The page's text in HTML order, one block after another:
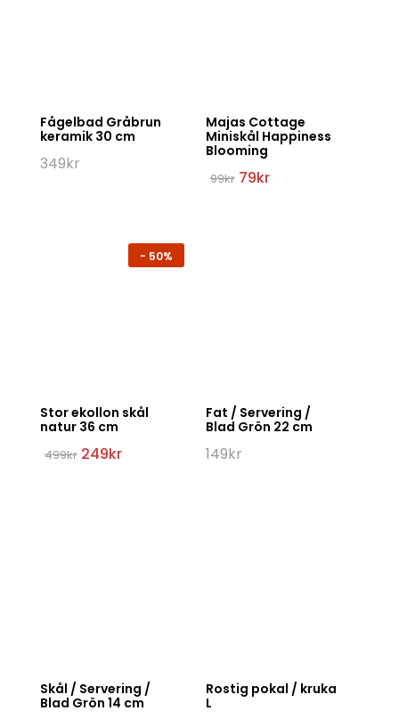
Fågelbad Gråbrun
keramik 30 cm
349kr
Majas Cottage
Miniskål Happiness
Blooming
99kr Det
79krDet
- 50%
Stor ekollon skål
natur 36 cm
499kr Det
249krDet
Fat / Servering /
Blad Grön 22 cm
149kr
Skål / Servering /
Blad Grön 14 cm
Rostig pokal / kruka
L